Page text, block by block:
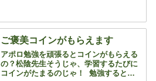
定していた時間に行けなくなったりして
ご褒美コインがもらえます
アポロ勉強を頑張るとコインがもらえる
の？松陰先生そうじゃ、学習するたびに
コインがたまるのじゃ！ 勉強するとコ